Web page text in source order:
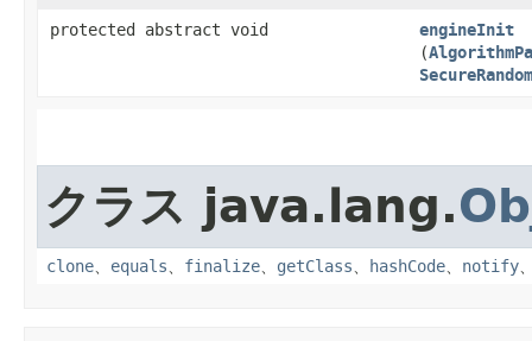
protected abstract void engineInit
(
SecureRandom
クラス java.lang.
clone、 equals、 finalize、 getClass、 hashCode、 notify